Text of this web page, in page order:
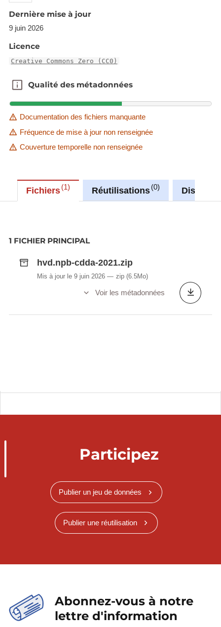
Delivery process is managed by EEA.
https://rod.eionet.europa.eu/obligations/32
catalog.inspire.geoportail.lu.
Dernière mise à jour
9 juin 2026
Licence
Creative Commons Zero (CC0)
Qualité des métadonnées
Qualité des métadonnées
Documentation des fichiers manquante
Fréquence de mise à jour non renseignée
Couverture temporelle non renseignée
Fichiers 1 Réutilisations 0
1 FICHIER PRINCIPAL
hvd.npb-cdda-2021.zip
Mis à jour le 9 juin 2026 zip (6.5Mo)
Voir les métadonnées
Participez
Publier un jeu de données
Publier une réutilisation
Abonnez-vous à notre
lettre d'information